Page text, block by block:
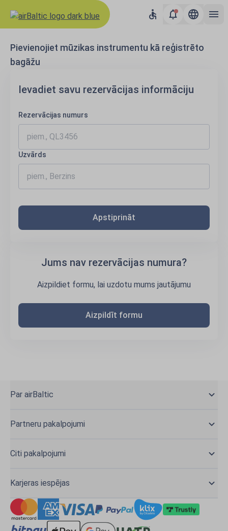
Pievienojiet mūzikas instrumentu kā reģistrēto
bagāžu
Ievadiet savu rezervācijas informāciju
Rezervācijas numurs
Uzvārds
Apstiprināt
Jums nav rezervācijas numura?
Aizpildiet formu, lai uzdotu mums jautājumu
Aizpildīt formu
Par airBaltic
Partneru pakalpojumi
Citi pakalpojumi
Karjeras iespējas